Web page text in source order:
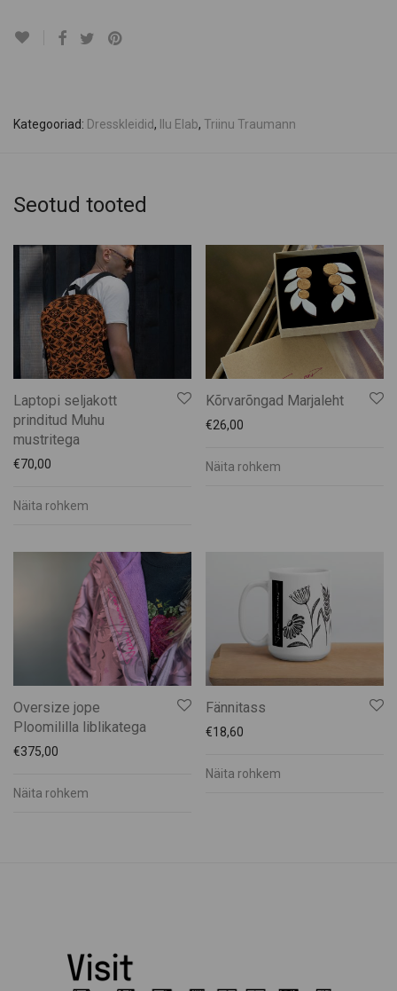
Kategooriad: Dresskleidid, Ilu Elab, Triinu Traumann
Seotud tooted
Laptopi seljakott
prinditud Muhu
mustritega
€70,00
Näita rohkem
Kõrvarõngad Marjaleht
€26,00
Näita rohkem
Oversize jope
Ploomililla liblikatega
€375,00
Näita rohkem
Fännitass
€18,60
Näita rohkem